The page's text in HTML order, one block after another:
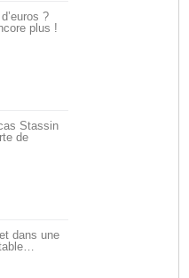
?
plus !
Stassin
de
dans une